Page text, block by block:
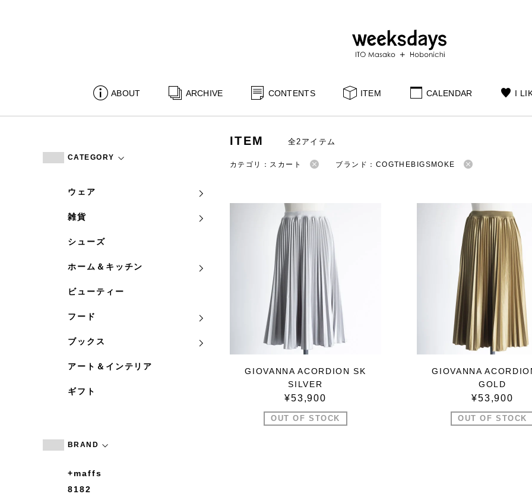
ABOUT ARCHIVE CONTENTS ITEM CALENDAR I
CATEGORY
ウェア
雑貨
シューズ
ホーム＆キッチン
ビューティー
フード
ブックス
アート＆インテリア
ギフト
BRAND
+maffs
8182
ITEM 全2アイテム
カテゴリ：スカート ブランド：COGTHEBIGSMOKE
GIOVANNA ACORDION SK
SILVER
¥53,900
OUT OF STOCK
GIOVANNA
GOLD
¥53,900
OUT OF STOCK